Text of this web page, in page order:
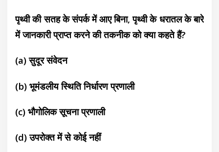
पृथ्वी की सतह के संपर्क में आए बिना, पृथ्वी के धरातल के बारे
में जानकारी प्राप्त करने की तकनीक को क्या कहते हैं?
(a) सुदूर संवेदन
(b)भूमंडलीय स्थिति निर्धारण प्रणाली
(c)भौगोलिक सूचना प्रणाली
(d)उपरोक्त में से कोई नहीं